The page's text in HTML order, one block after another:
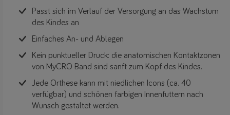
Passt sich im Verlauf der Versorgung an das Wachstum
des Kindes an
Einfaches An- und Ablegen
Kein punktueller Druck: die anatomischen Kontaktzonen
von MyCRO Band sind sanft zum Kopf des Kindes.
Jede Orthese kann mit niedlichen Icons (ca. 40
verfügbar) und schönen farbigen Innenfuttern nach
Wunsch gestaltet werden.